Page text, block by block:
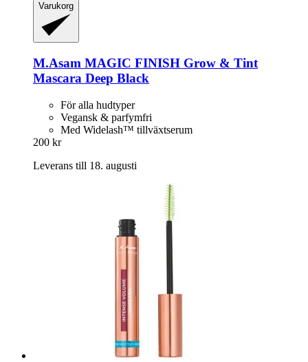
Varukorg
M.Asam MAGIC FINISH Grow & Tint
Mascara Deep Black
För alla hudtyper
Vegansk & parfymfri
Med Widelash™ tillväxtserum
200 kr
Leverans till 18. augusti